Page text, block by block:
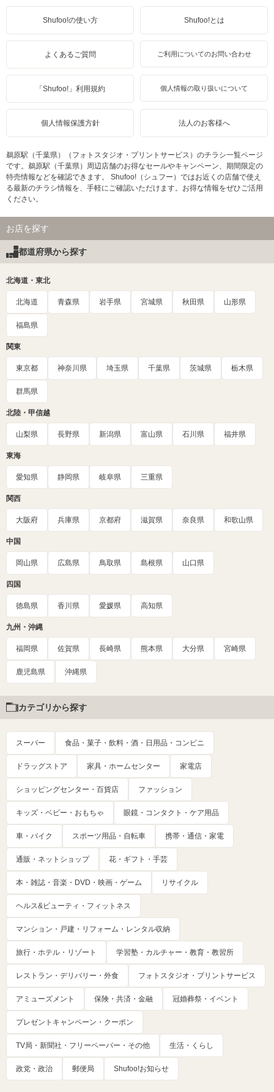
Shufoo!の使い方 Shufoo!とは
よくあるご質問 ご利用についてのお問い合わせ
「Shufoo!」利用規約 個人情報の取り扱いについて
個人情報保護方針 法人のお客様へ
鵜原駅（千葉県）（フォトスタジオ・プリントサービス）のチラシ一覧ページ
です。鵜原駅（千葉県）周辺店舗のお得なセールやキャンペーン、期間限定の
特売情報などを確認できます。 Shufoo!（シュフー）ではお近くの店舗で使え
る最新のチラシ情報を、手軽にご確認いただけます。お得な情報をぜひご活用
ください。
お店を探す
都道府県から探す
北海道・東北
北海道 青森県 岩手県 宮城県 秋田県 山形県
福島県
関東
東京都 神奈川県 埼玉県 千葉県 茨城県 栃木県
群馬県
北陸・甲信越
山梨県 長野県 新潟県 富山県 石川県 福井県
東海
愛知県 静岡県 岐阜県 三重県
関西
大阪府 兵庫県 京都府 滋賀県 奈良県 和歌山県
中国
岡山県 広島県 鳥取県 島根県 山口県
四国
徳島県 香川県 愛媛県 高知県
九州・沖縄
福岡県 佐賀県 長崎県 熊本県 大分県 宮崎県
鹿児島県 沖縄県
カテゴリから探す
スーパー 食品・菓子・飲料・酒・日用品・コンビニ
ドラッグストア 家具・ホームセンター 家電店
ショッピングセンター・百貨店 ファッション
キッズ・ベビー・おもちゃ 眼鏡・コンタクト・ケア用品
車・バイク スポーツ用品・自転車 携帯・通信・家電
通販・ネットショップ 花・ギフト・手芸
本・雑誌・音楽・DVD・映画・ゲーム リサイクル
ヘルス&ビューティ・フィットネス
マンション・戸建・リフォーム・レンタル収納
旅行・ホテル・リゾート 学習塾・カルチャー・教育・教習所
レストラン・デリバリー・外食 フォトスタジオ・プリントサービス
アミューズメント 保険・共済・金融 冠婚葬祭・イベント
プレゼントキャンペーン・クーポン
TV局・新聞社・フリーペーパー・その他 生活・くらし
政党・政治 郵便局 Shufoo!お知らせ